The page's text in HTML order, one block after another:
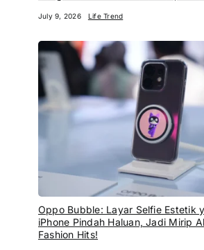
July 9, 2026 Life Trend
Oppo Bubble: Layar Selfie Estetik
iPhone Pindah Haluan, Jadi Mirip
Fashion Hits!